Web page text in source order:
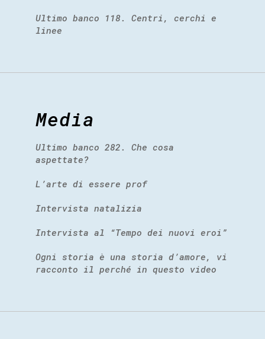
Ultimo banco 118. Centri, cerchi e
linee
Media
Ultimo banco 282. Che cosa
aspettate?
L’arte di essere prof
Intervista natalizia
Intervista al “Tempo dei nuovi eroi”
Ogni storia è una storia d’amore, vi
racconto il perché in questo video